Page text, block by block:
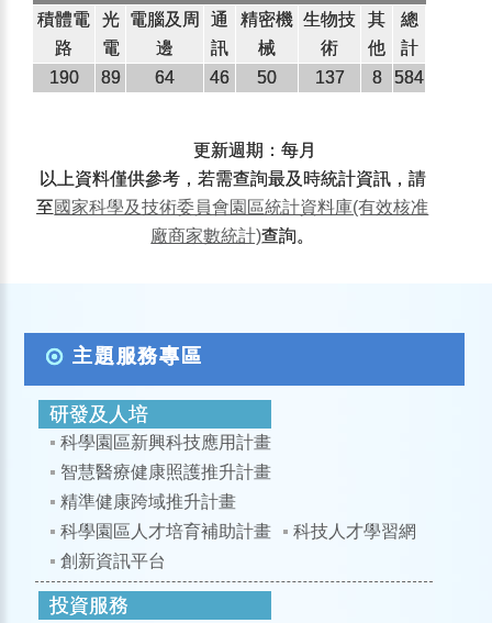
積體電
路
光
電
電腦及周
邊
通
訊
精密機
械
生物技
術
其
他
總
計
190
89 64 46 50 137 8 584
更新週期：每月
以上資料僅供參考，若需查詢最及時統計資訊，請
至國家科學及技術委員會園區統計資料庫(有效核准
廠商家數統計)查詢。
主題服務專區
科學園區新興科技應用計畫
智慧醫療健康照護推升計畫
精準健康跨域推升計畫
科學園區人才培育補助計畫
科技人才學習網
創新資訊平台